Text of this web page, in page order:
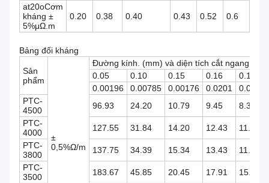
at20oCơm
kháng ±
5%μΩ.m
0.20 0.38 0.40 0.43 0.52 0.6
Bảng đối kháng
Sản
phẩm
±
0,5%Ω/m
Đường kính. (mm) và diện tích cắt ngang
0.05
0.10 0.15 0.16
0.17
0.00196
0.00785 0.00176 0.0201
0.0227
PTC-
4500
96.93 24.20 10.79 9.45
8.37
PTC-
4000
127.55 31.84 14.20 12.43
11.014
PTC-
3800
137.75 34.39 15.34 13.43
11.89
PTC-
3500
183.67 45.85 20.45 17.91
15.86